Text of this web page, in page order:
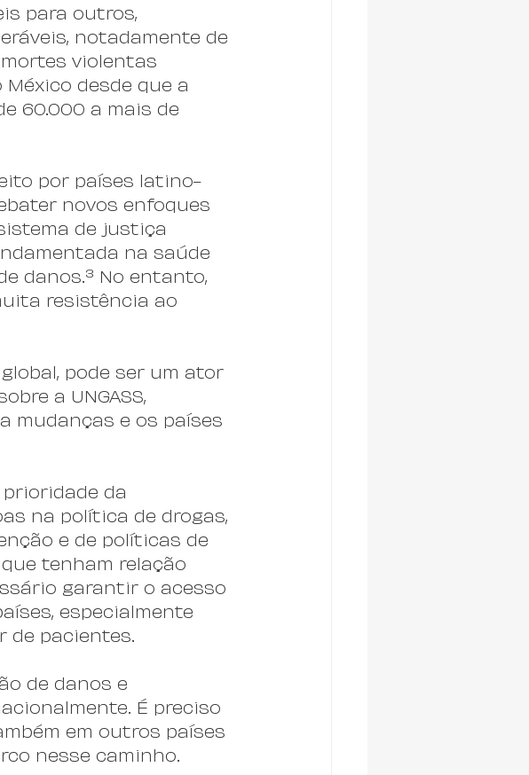
para outros,
notadamente de
violentas
desde que a
60.000 a mais de
por países latino-
novos enfoques
de justiça
na saúde
danos.³ No entanto,
resistência ao
pode ser um ator
a UNGASS,
mudanças e os países
da
na política de drogas,
e de políticas de
tenham relação
garantir o acesso
especialmente
de pacientes.
de danos e
É preciso
em outros países
nesse caminho.